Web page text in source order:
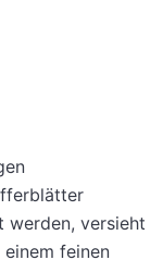
werden, versieht
einem feinen